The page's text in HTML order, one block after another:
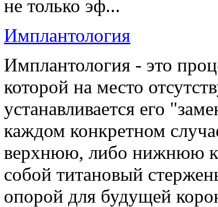
не только эф...
Имплантология
Имплантология - это
которой на место
устанавливается его
каждом конкретном
верхнюю, либо нижнюю
собой титановый
опорой для будущей